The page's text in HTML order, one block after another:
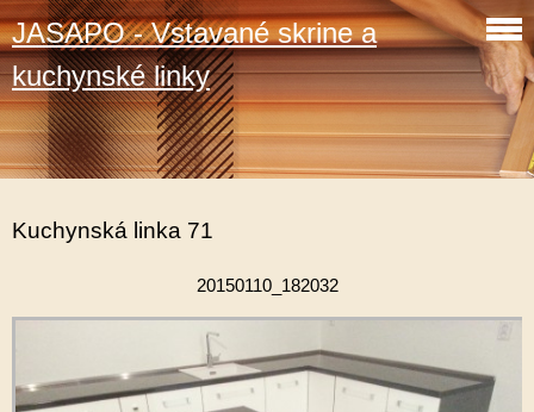
JASAPO - Vstavané skrine a
kuchynské linky
Kuchynská linka 71
20150110_182032